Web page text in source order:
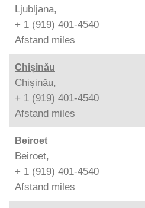
Ljubljana,
+ 1 (919) 401-4540
Afstand miles
Chișinău
Chișinău,
+ 1 (919) 401-4540
Afstand miles
Beiroet
Beiroet,
+ 1 (919) 401-4540
Afstand miles